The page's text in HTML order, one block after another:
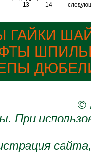
13
14
ГАЙКИ
©
При